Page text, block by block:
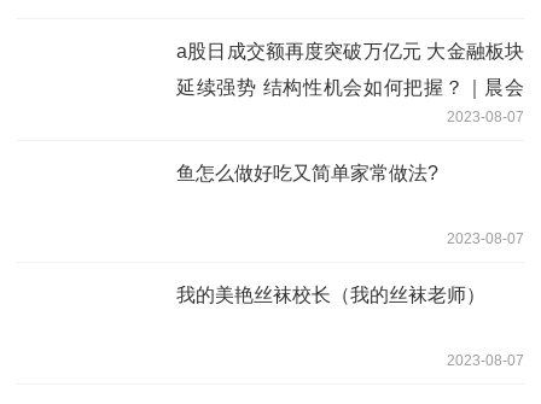
a股日成交额再度突破万亿元 大金融板块
延续强势 结构性机会如何把握？｜晨会
2023-08-07
鱼怎么做好吃又简单家常做法?
2023-08-07
我的美艳丝袜校长（我的丝袜老师）
2023-08-07